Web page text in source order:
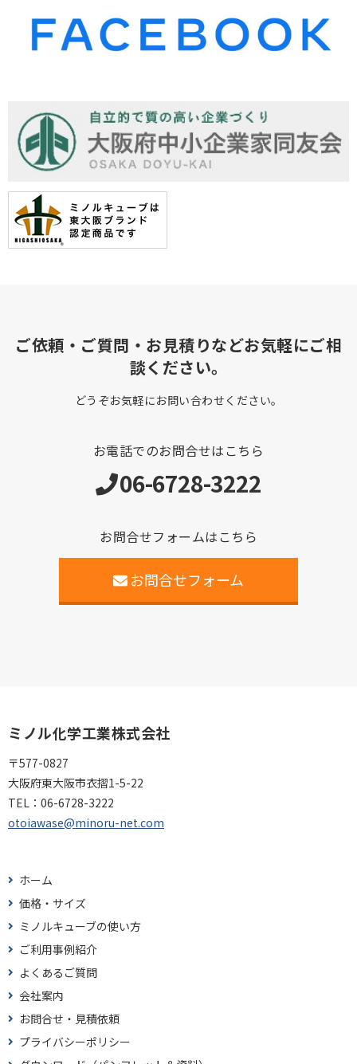
ご依頼・ご質問・お見積りなどお気軽にご相
談ください。
どうぞお気軽にお問い合わせください。
お電話でのお問合せはこちら
06-6728-3222
お問合せフォームはこちら
お問合せフォーム
ミノル化学工業株式会社
〒577-0827
大阪府東大阪市衣摺1-5-22
TEL： 06-6728-3222
otoiawase@minoru-net.com
ホーム
価格・サイズ
ミノルキューブの使い方
ご利用事例紹介
よくあるご質問
会社案内
お問合せ・見積依頼
プライバシーポリシー